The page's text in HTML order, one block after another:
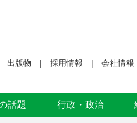
出版物 採用情報 会社情報
話題 行政・政治